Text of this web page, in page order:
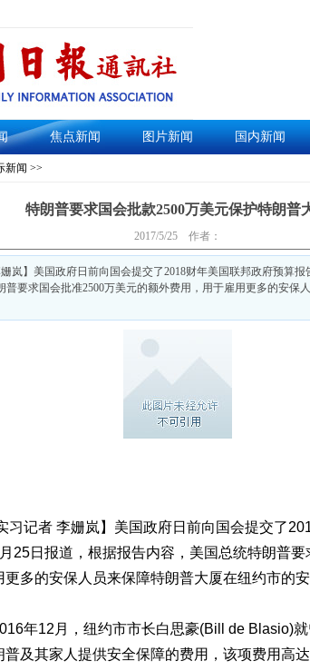
焦点新闻 图片新闻 国内新闻
新闻 >>
特朗普要求国会批款2500万美元保护特朗普
2017/5/25 作者：
姗岚】美国政府日前向国会提交了2018财年美国联邦政府预算
普要求国会批准2500万美元的额外费用，用于雇用更多的安保
习记者 李姗岚】美国政府日前向国会提交了
25日报道，根据报告内容，美国总统特朗普
多的安保人员来保障特朗普大厦在纽约市的安
年12月，纽约市市长白思豪(Bill de Blasio)
及其家人提供安全保障的费用，该项费用高